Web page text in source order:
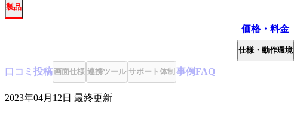
製品
価格・料金
仕様・動作環境
口コミ 投稿画面仕様 連携ツール サポート体制 事例FAQ
2023年04月12日 最終更新